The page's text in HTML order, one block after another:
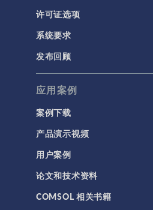
许可证选项
系统要求
发布回顾
应用案例
案例下载
产品演示视频
用户案例
论文和技术资料
COMSOL 相关书籍